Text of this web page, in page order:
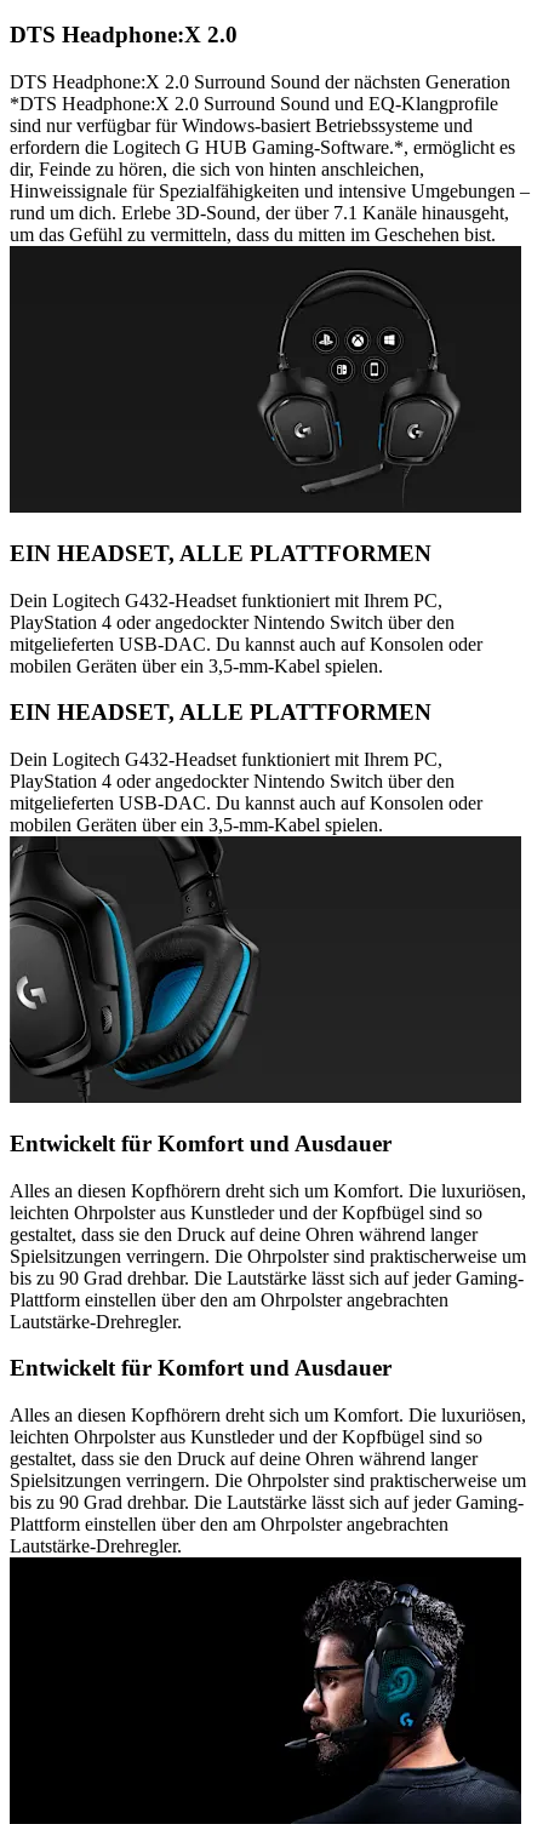
DTS Headphone:X 2.0
DTS Headphone:X 2.0 Surround Sound der nächsten Generation
*DTS Headphone:X 2.0 Surround Sound und EQ-Klangprofile
sind nur verfügbar für Windows-basiert Betriebssysteme und
erfordern die Logitech G HUB Gaming-Software.*, ermöglicht es
dir, Feinde zu hören, die sich von hinten anschleichen,
Hinweissignale für Spezialfähigkeiten und intensive Umgebungen –
rund um dich. Erlebe 3D-Sound, der über 7.1 Kanäle hinausgeht,
um das Gefühl zu vermitteln, dass du mitten im Geschehen bist.
EIN HEADSET, ALLE PLATTFORMEN
Dein Logitech G432-Headset funktioniert mit Ihrem PC,
PlayStation 4 oder angedockter Nintendo Switch über den
mitgelieferten USB-DAC. Du kannst auch auf Konsolen oder
mobilen Geräten über ein 3,5-mm-Kabel spielen.
EIN HEADSET, ALLE PLATTFORMEN
Dein Logitech G432-Headset funktioniert mit Ihrem PC,
PlayStation 4 oder angedockter Nintendo Switch über den
mitgelieferten USB-DAC. Du kannst auch auf Konsolen oder
mobilen Geräten über ein 3,5-mm-Kabel spielen.
Entwickelt für Komfort und Ausdauer
Alles an diesen Kopfhörern dreht sich um Komfort. Die luxuriösen,
leichten Ohrpolster aus Kunstleder und der Kopfbügel sind so
gestaltet, dass sie den Druck auf deine Ohren während langer
Spielsitzungen verringern. Die Ohrpolster sind praktischerweise um
bis zu 90 Grad drehbar. Die Lautstärke lässt sich auf jeder Gaming-
Plattform einstellen über den am Ohrpolster angebrachten
Lautstärke-Drehregler.
Entwickelt für Komfort und Ausdauer
Alles an diesen Kopfhörern dreht sich um Komfort. Die luxuriösen,
leichten Ohrpolster aus Kunstleder und der Kopfbügel sind so
gestaltet, dass sie den Druck auf deine Ohren während langer
Spielsitzungen verringern. Die Ohrpolster sind praktischerweise um
bis zu 90 Grad drehbar. Die Lautstärke lässt sich auf jeder Gaming-
Plattform einstellen über den am Ohrpolster angebrachten
Lautstärke-Drehregler.